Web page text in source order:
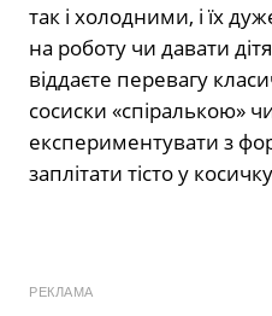
так і холодними, і їх
на роботу чи давати
віддаєте перевагу
сосиски «спіралькою»
експериментувати з
заплітати тісто у
РЕКЛАМА